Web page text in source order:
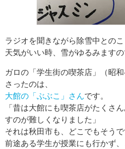
ラジオを聞きながら除雪中とのこ
天気がいい時、雪がゆるみますの
ガロの「学生街の喫茶店」（昭
さったのは、
大館の「ぶぶこ」さんです。
「昔は大館にも喫茶店がたくさ
すのが難しくなりました」
それは秋田市も、どこでもそうで
前途ある学生が授業にも行かず